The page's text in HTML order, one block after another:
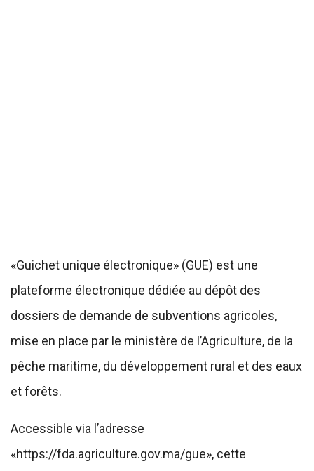
«Guichet unique électronique» (GUE) est une
plateforme électronique dédiée au dépôt des
dossiers de demande de subventions agricoles,
mise en place par le ministère de l’Agriculture, de la
pêche maritime, du développement rural et des eaux
et forêts.
Accessible via l’adresse
«https://fda.agriculture.gov.ma/gue», cette